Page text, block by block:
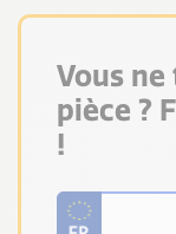
Vous
pièce ?
!